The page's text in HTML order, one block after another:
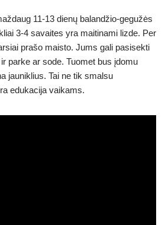
11-13 dienų balandžio-gegužės
3-4 savaites yra maitinami lizde. Per
prašo maisto. Jums gali pasisekti
parke ar sode. Tuomet bus įdomu
jauniklius. Tai ne tik smalsu
edukacija vaikams.